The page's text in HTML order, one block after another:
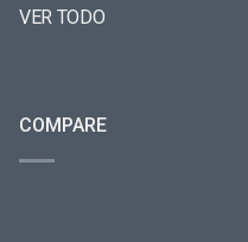
VER TODO
COMPARE